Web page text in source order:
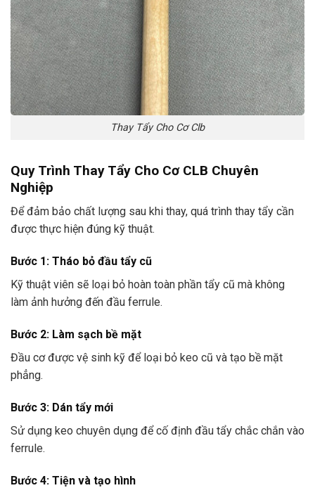
Thay Tẩy Cho Cơ Clb
Quy Trình Thay Tẩy Cho Cơ CLB Chuyên
Nghiệp
Để đảm bảo chất lượng sau khi thay, quá trình thay tẩy cần
được thực hiện đúng kỹ thuật.
Bước 1: Tháo bỏ đầu tẩy cũ
Kỹ thuật viên sẽ loại bỏ hoàn toàn phần tẩy cũ mà không
làm ảnh hưởng đến đầu ferrule.
Bước 2: Làm sạch bề mặt
Đầu cơ được vệ sinh kỹ để loại bỏ keo cũ và tạo bề mặt
phẳng.
Bước 3: Dán tẩy mới
Sử dụng keo chuyên dụng để cố định đầu tẩy chắc chắn vào
ferrule.
Bước 4: Tiện và tạo hình